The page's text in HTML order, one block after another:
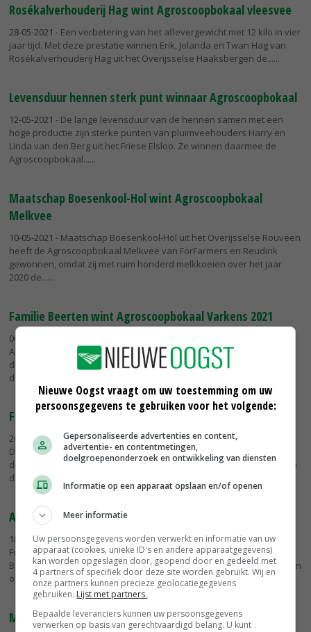
Rosékalverhouderij Hag wint Agroscoopbokaal vleesvee
28-05-2021 - Een verbetering van het aflevergewicht met 12 kilo in vier
jaar tijd. Met deze prestatie winnen Erik, Jolanda en Twan Hag van
Rosékalverhouderij Hag uit het Overijsselse Haaksbergen de...
Levensduur hennen sterk punt winnaar Agroscoopbokaal
12-05-2021 - De lange levensduur van de hennen samen met een
hoge productie zijn sterke punten van pluimveehouders Harry en
Linda van den Berg uit het Friese Elsloo. Ze winnen daarmee de
Agroscoopbokaal...
Maatschap Boesenkool-Hol wint Agroscoopbokaal
Melkvee
10-05-2021 - Maatschap Boesenkool-Hol uit het Overijsselse Rouveen
heeft de Agroscoopbokaal Melkvee van ForFarmers en Reudink
gewonnen, omdat zij met ruim honderd melkkoeien over het jaar
2020 de...
Familie Beerten wint Agroscoopbokaal Varkens 2021
06-05-2021
Agroscoopbokaal voor de varkenssector. ForFarmers en
dochteronderneming Reudink zetten Peter en Gerda Beerten
daarmee in het...
Focus op de toekomst bij Agroscoopbokaal 2020
20-05-2020
- De winnaars van de Agroscoopbokaal 2020 zijn bekend.
De Agroscoopbokaal is de jaarlijkse prijs die ForFarmers en
dochteronderneming Reudink in acht sectoren uitreiken aan klanten
die het...
Agroscoopbokaal voor acht duurzame ondernemers
18-05-2018- De winnaars van de Agroscoopbokaal 2018 van
ForFarmers zijn donderdag tijdens een feestelijke bijeenkomst in
Beesd bekendgemaakt. Acht ondernemers uit verschillende sectoren
ontvingen uit...
Melkveehouder opent beursdag Amsterdam
Nieuwe Oogst vraagt om uw toestemming om uw
persoonsgegevens te gebruiken voor het volgende:
Gepersonaliseerde advertenties en content,
advertentie- en contentmetingen,
doelgroepenonderzoek en ontwikkeling van diensten
Informatie op een apparaat opslaan en/of openen
Meer informatie
Uw persoonsgegevens worden verwerkt en informatie van uw
apparaat (cookies, unieke ID's en andere apparaatgegevens)
kan worden opgeslagen door, geopend door en gedeeld met
4 partners of specifiek door deze site worden gebruikt. Wij en
onze partners kunnen precieze geolocatiegegevens
gebruiken. Lijst met partners.
Bepaalde leveranciers kunnen uw persoonsgegevens
verwerken op basis van gerechtvaardigd belang. U kunt